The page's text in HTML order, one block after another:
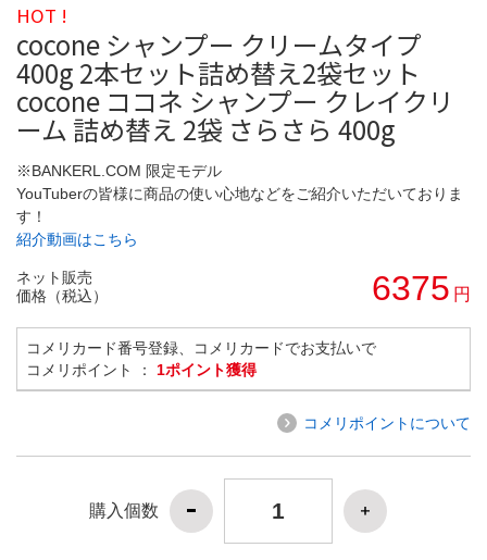
HOT !
cocone シャンプー クリームタイプ
400g 2本セット詰め替え2袋セット
cocone ココネ シャンプー クレイクリ
ーム 詰め替え 2袋 さらさら 400g
※BANKERL.COM 限定モデル
YouTuberの皆様に商品の使い心地などをご紹介いただいておりま
す！
紹介動画はこちら
ネット販売
価格（税込）
6375 円
コメリカード番号登録、コメリカードでお支払いで
コメリポイント ： 1ポイント獲得
コメリポイントについて
購入個数